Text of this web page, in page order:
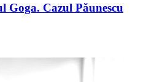
Goga. Cazul Păunescu